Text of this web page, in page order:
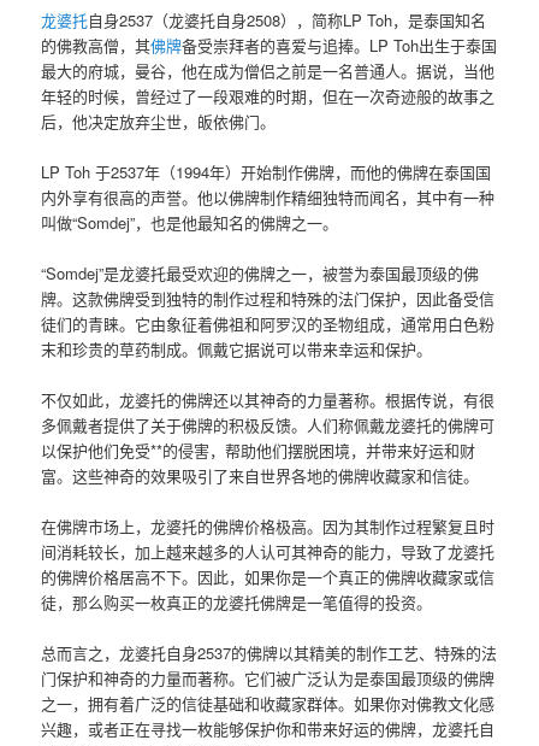
龙婆托自身2537（龙婆托自身2508），简称LP Toh，是泰国知名
的佛教高僧，其佛牌备受崇拜者的喜爱与追捧。LP Toh出生于泰国
最大的府城，曼谷，他在成为僧侣之前是一名普通人。据说，当他
年轻的时候，曾经过了一段艰难的时期，但在一次奇迹般的故事之
后，他决定放弃尘世，皈依佛门。
LP Toh 于2537年（1994年）开始制作佛牌，而他的佛牌在泰国国
内外享有很高的声誉。他以佛牌制作精细独特而闻名，其中有一种
叫做“Somdej”，也是他最知名的佛牌之一。
“Somdej”是龙婆托最受欢迎的佛牌之一，被誉为泰国最顶级的佛
牌。这款佛牌受到独特的制作过程和特殊的法门保护，因此备受信
徒们的青睐。它由象征着佛祖和阿罗汉的圣物组成，通常用白色粉
末和珍贵的草药制成。佩戴它据说可以带来幸运和保护。
不仅如此，龙婆托的佛牌还以其神奇的力量著称。根据传说，有很
多佩戴者提供了关于佛牌的积极反馈。人们称佩戴龙婆托的佛牌可
以保护他们免受**的侵害，帮助他们摆脱困境，并带来好运和财
富。这些神奇的效果吸引了来自世界各地的佛牌收藏家和信徒。
在佛牌市场上，龙婆托的佛牌价格极高。因为其制作过程繁复且时
间消耗较长，加上越来越多的人认可其神奇的能力，导致了龙婆托
的佛牌价格居高不下。因此，如果你是一个真正的佛牌收藏家或信
徒，那么购买一枚真正的龙婆托佛牌是一笔值得的投资。
总而言之，龙婆托自身2537的佛牌以其精美的制作工艺、特殊的法
门保护和神奇的力量而著称。它们被广泛认为是泰国最顶级的佛牌
之一，拥有着广泛的信徒基础和收藏家群体。如果你对佛教文化感
兴趣，或者正在寻找一枚能够保护你和带来好运的佛牌，龙婆托自